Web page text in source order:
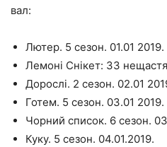
вал:
Лютер. 5 сезон. 01.01 2019.
Лемоні Снікет: 33
Дорослі. 2 сезон. 02.01
Готем. 5 сезон. 03.01 2019.
Чорний список. 6 сезон.
Куку. 5 сезон. 04.01.2019.